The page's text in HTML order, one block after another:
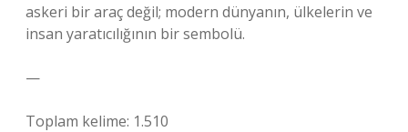
askeri bir araç değil; modern dünyanın, ülkelerin ve
insan yaratıcılığının bir sembolü.
—
Toplam kelime: 1.510